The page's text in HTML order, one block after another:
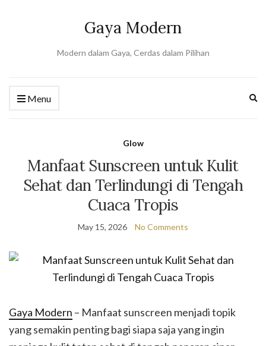
Gaya Modern
Modern dalam Gaya, Cerdas dalam Pilihan
Menu
Glow
Manfaat Sunscreen untuk Kulit
Sehat dan Terlindungi di Tengah
Cuaca Tropis
May 15, 2026 No Comments
Gaya Modern – Manfaat sunscreen menjadi topik
yang semakin penting bagi siapa saja yang ingin